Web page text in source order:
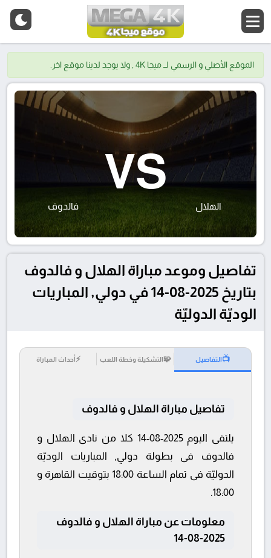
الموقع الأصلي و الرسمي لــ ميجا 4K , ولا يوجد لدينا موقع اخر.
الهلال
VS
فالدوف
تفاصيل وموعد مباراة الهلال و فالدوف
بتاريخ 2025-08-14 في دولي, المباريات
الوديّة الدوليّة
📺التفاصيل 🧩التشكيلة وخطة اللعب ⚡أحداث المباراة
تفاصيل مباراة الهلال و فالدوف
يلتقى اليوم 2025-08-14 كلا من نادى الهلال و
فالدوف فى بطولة دولي, المباريات الوديّة
الدوليّة فى تمام الساعة 18:00 بتوقيت القاهرة و
18:00.
معلومات عن مباراة الهلال و فالدوف
2025-08-14